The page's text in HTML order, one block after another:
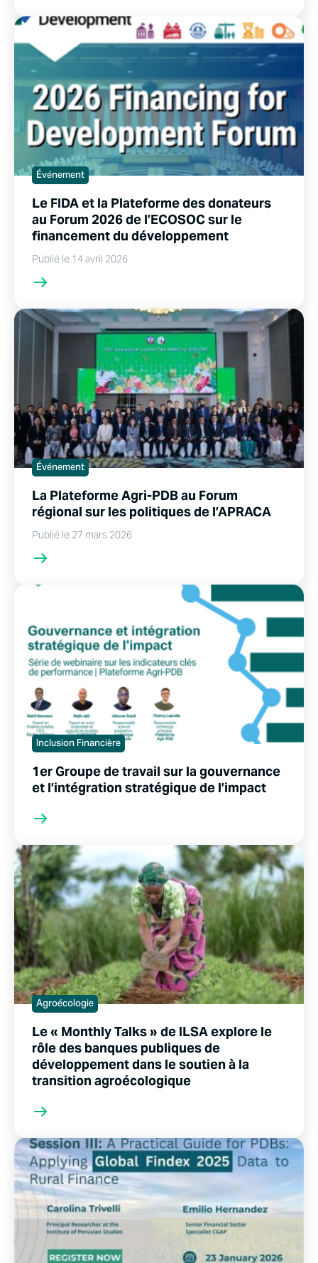
Événement
Le FIDA et la Plateforme des donateurs
au Forum 2026 de l’ECOSOC sur le
financement du développement
Publié le 14 avril 2026
Événement
La Plateforme Agri-PDB au Forum
régional sur les politiques de l’APRACA
Publié le 27 mars 2026
Inclusion Financière
1er Groupe de travail sur la gouvernance
et l’intégration stratégique de l’impact
Agroécologie
Le « Monthly Talks » de ILSA explore le
rôle des banques publiques de
développement dans le soutien à la
transition agroécologique